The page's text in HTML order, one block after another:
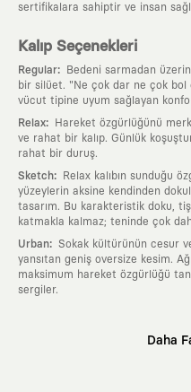
sertifikalara sahiptir ve insan
Kalıp Seçenekleri
Regular:
Bedeni sarmadan
bir silüet. "Ne çok dar ne çok bol
vücut tipine uyum sağlayan
Relax:
Hareket özgürlüğünü
ve rahat bir kalıp. Günlük
rahat bir duruş.
Sketch:
Relax kalıbın sunduğu
yüzeylerin aksine kendinden
tasarım. Bu karakteristik doku,
katmakla kalmaz; teninde çok
Urban: Sokak kültürünün cesur
yansıtan geniş oversize kesim.
maksimum hareket özgürlüğü
sergiler.
Daha